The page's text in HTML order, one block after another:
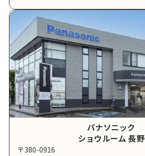
パナソニック
ショウルーム 長野
〒380-0916